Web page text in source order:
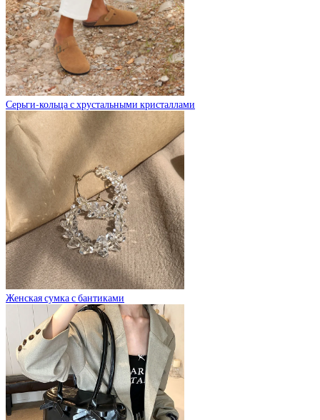
Серьги-кольца с хрустальными кристаллами
Женская сумка с бантиками